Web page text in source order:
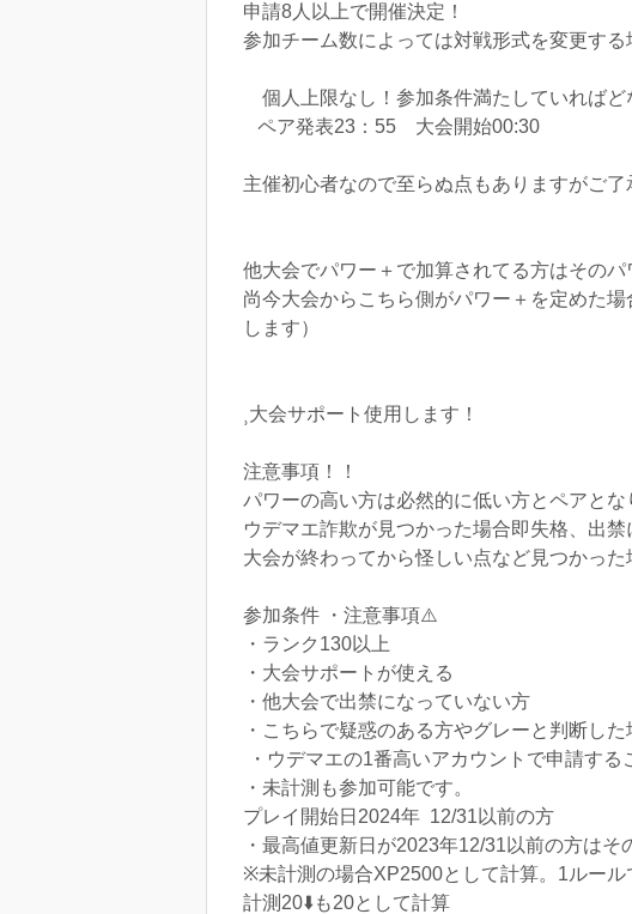
申請8人以上で開催決定！
参加チーム数によっては対戦形式を変更する
個人上限なし！参加条件満たしていればど
ペア発表23：55 大会開始00:30
主催初心者なので至らぬ点もありますがご了
他大会でパワー＋で加算されてる方はそのパ
尚今大会からこちら側がパワー＋を定めた
します）
‎⸒大会サポート使用します！
注意事項！！
パワーの高い方は必然的に低い方とペアとな
ウデマエ詐欺が見つかった場合即失格、出禁
大会が終わってから怪しい点など見つかっ
参加条件 ・注意事項⚠️
・ランク130以上
・大会サポートが使える
・他大会で出禁になっていない方
・こちらで疑惑のある方やグレーと判断し
・ウデマエの1番高いアカウントで申請する
・未計測も参加可能です。
プレイ開始日2024年 12/31以前の方
・最高値更新日が2023年12/31以前の方はそ
※未計測の場合XP2500として計算。1ルール
計測20⬇️も20として計算